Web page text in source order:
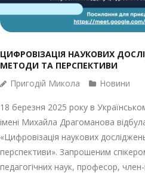
ЦИФРОВІЗАЦІЯ НАУКОВИХ
МЕТОДИ ТА ПЕРСПЕКТИВИ
Пригодій Микола Новини
18 березня 2025 року в
імені Михайла Драгоманова
«Цифровізація наукових
перспективи». Запрошеним
педагогічних наук, професор,